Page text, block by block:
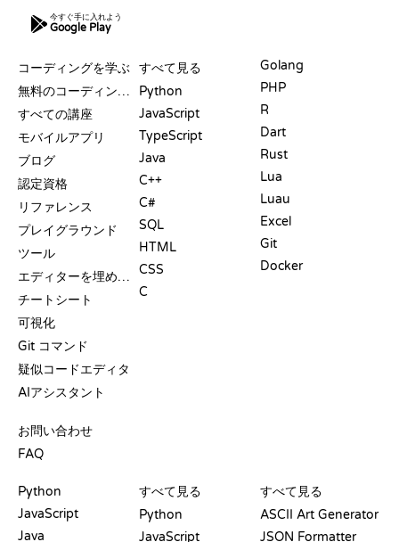
今すぐ手に入れよう
Google Play
コーディングを学ぶ
無料のコーディングサイト
すべての講座
モバイルアプリ
ブログ
認定資格
リファレンス
プレイグラウンド
ツール
エディターを埋め込む
チートシート
可視化
Git コマンド
疑似コードエディタ
AIアシスタント
お問い合わせ
FAQ
すべて見る
Python
JavaScript
TypeScript
Java
C++
C#
SQL
HTML
CSS
C
Golang
PHP
R
Dart
Rust
Lua
Luau
Excel
Git
Docker
Python
JavaScript
Java
すべて見る
Python
JavaScript
すべて見る
ASCII Art Generator
JSON Formatter